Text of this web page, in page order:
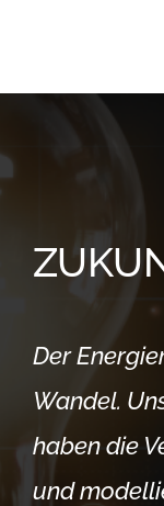
Der
Wandel.
haben die
und